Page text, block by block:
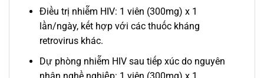
Điều trị nhiễm HIV: 1 viên (300mg) x 1
lần/ngày, kết hợp với các thuốc kháng
retrovirus khác.
Dự phòng nhiễm HIV sau tiếp xúc do nguyên